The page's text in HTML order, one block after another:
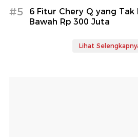
#5
6 Fitur Chery Q yang Tak
Bawah Rp 300 Juta
Lihat